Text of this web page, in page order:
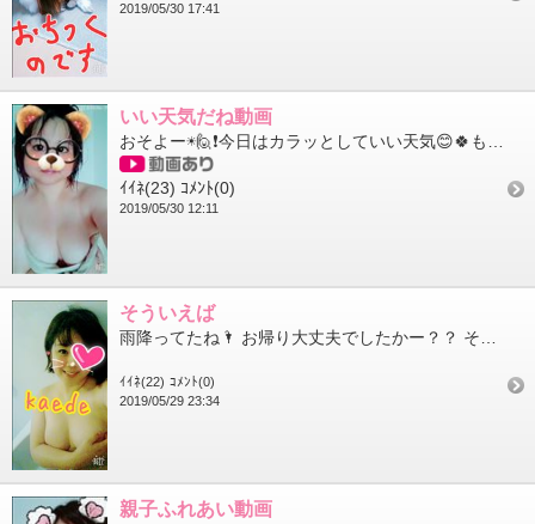
2019/05/30 17:41
いい天気だね動画
ｲｲﾈ(23) ｺﾒﾝﾄ(0)
2019/05/30 12:11
そういえば
ｲｲﾈ(22) ｺﾒﾝﾄ(0)
2019/05/29 23:34
親子ふれあい動画